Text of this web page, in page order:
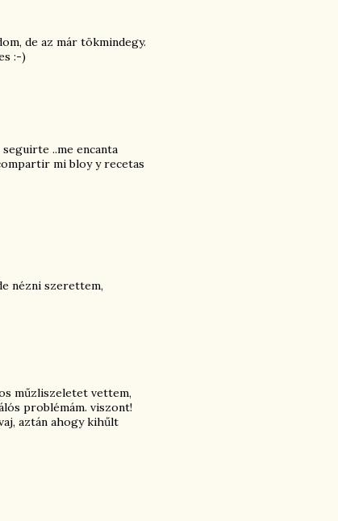
de az már tökmindegy.
:-)
seguirte ..me encanta
mi bloy y recetas
nézni szerettem,
műzliszeletet vettem,
problémám. viszont!
aztán ahogy kihűlt